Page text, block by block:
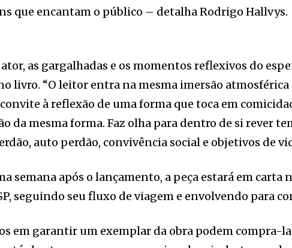
que encantam o público – detalha Rodrigo Hallvys.
as gargalhadas e os momentos reflexivos do
livro. “O leitor entra na mesma imersão
à reflexão de uma forma que toca em
da mesma forma. Faz olha para dentro de si rever
auto perdão, convivência social e objetivos de
semana após o lançamento, a peça estará em carta
seguindo seu fluxo de viagem e envolvendo para
em garantir um exemplar da obra podem compra-